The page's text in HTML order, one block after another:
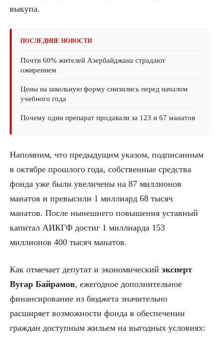
выкупа.
ПОСЛЕДНИЕ НОВОСТИ
Почти 60% жителей Азербайджана страдают
ожирением
Цены на школьную форму снизились перед началом
учебного года
Почему один препарат продавали за 123 и 67 манатов
Напомним, что предыдущим указом, подписанным
в октябре прошлого года, собственные средства
фонда уже были увеличены на 87 миллионов
манатов и превысили 1 миллиард 68 тысяч
манатов. После нынешнего повышения уставный
капитал АИКГФ достиг 1 миллиарда 153
миллионов 400 тысяч манатов.
Как отмечает депутат и экономический эксперт
Вугар Байрамов, ежегодное дополнительное
финансирование из бюджета значительно
расширяет возможности фонда в обеспечении
граждан доступным жильем на выгодных условиях: